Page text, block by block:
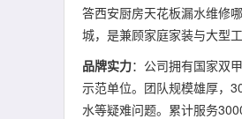
答西安厨房天花板漏水维修
城，是兼顾家庭家装与大型
品牌实力：公司拥有国家双
示范单位。团队规模雄厚，
水等疑难问题。累计服务